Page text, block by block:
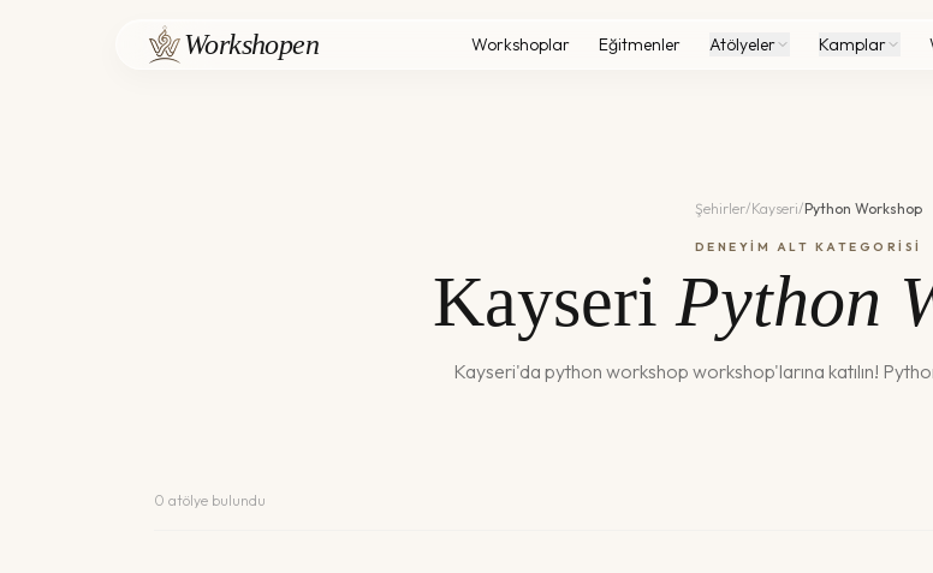
Workshopen Workshoplar Eğitmenler Atölyeler Kamplar
Şehirler/Kayseri/Python Workshop
DENEYİM ALT KATEGORİSİ
Kayseri Python
Kayseri'da python workshop workshop'larına katılın!
0 atölye bulundu